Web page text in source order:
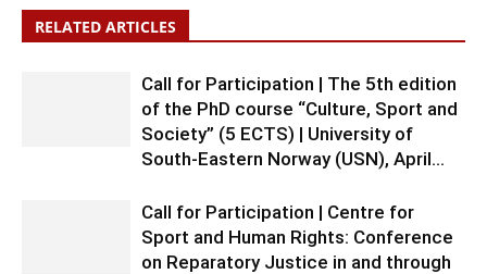
RELATED ARTICLES
Call for Participation | The 5th edition
of the PhD course “Culture, Sport and
Society” (5 ECTS) | University of
South-Eastern Norway (USN), April...
Call for Participation | Centre for
Sport and Human Rights: Conference
on Reparatory Justice in and through